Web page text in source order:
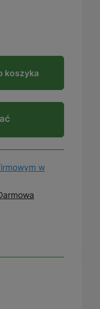
koszyka
w